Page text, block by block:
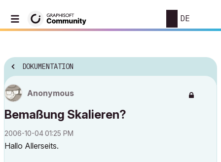
DE
DOKUMENTATION
Anonymous
Bemaßung Skalieren?
‎2006-10-0401:25 PM
Hallo Allerseits.